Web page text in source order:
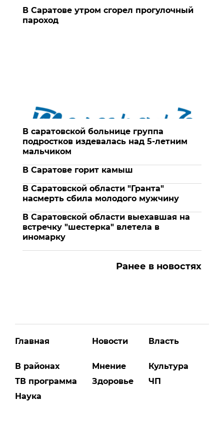
В Саратове утром сгорел прогулочный
пароход
В саратовской больнице группа
подростков издевалась над 5-летним
мальчиком
В Саратове горит камыш
В Саратовской области "Гранта"
насмерть сбила молодого мужчину
В Саратовской области выехавшая на
встречку "шестерка" влетела в
иномарку
Ранее в новостях
Главная
В районах
ТВ программа
Наука
Новости
Мнение
Здоровье
Власть
Культура
ЧП